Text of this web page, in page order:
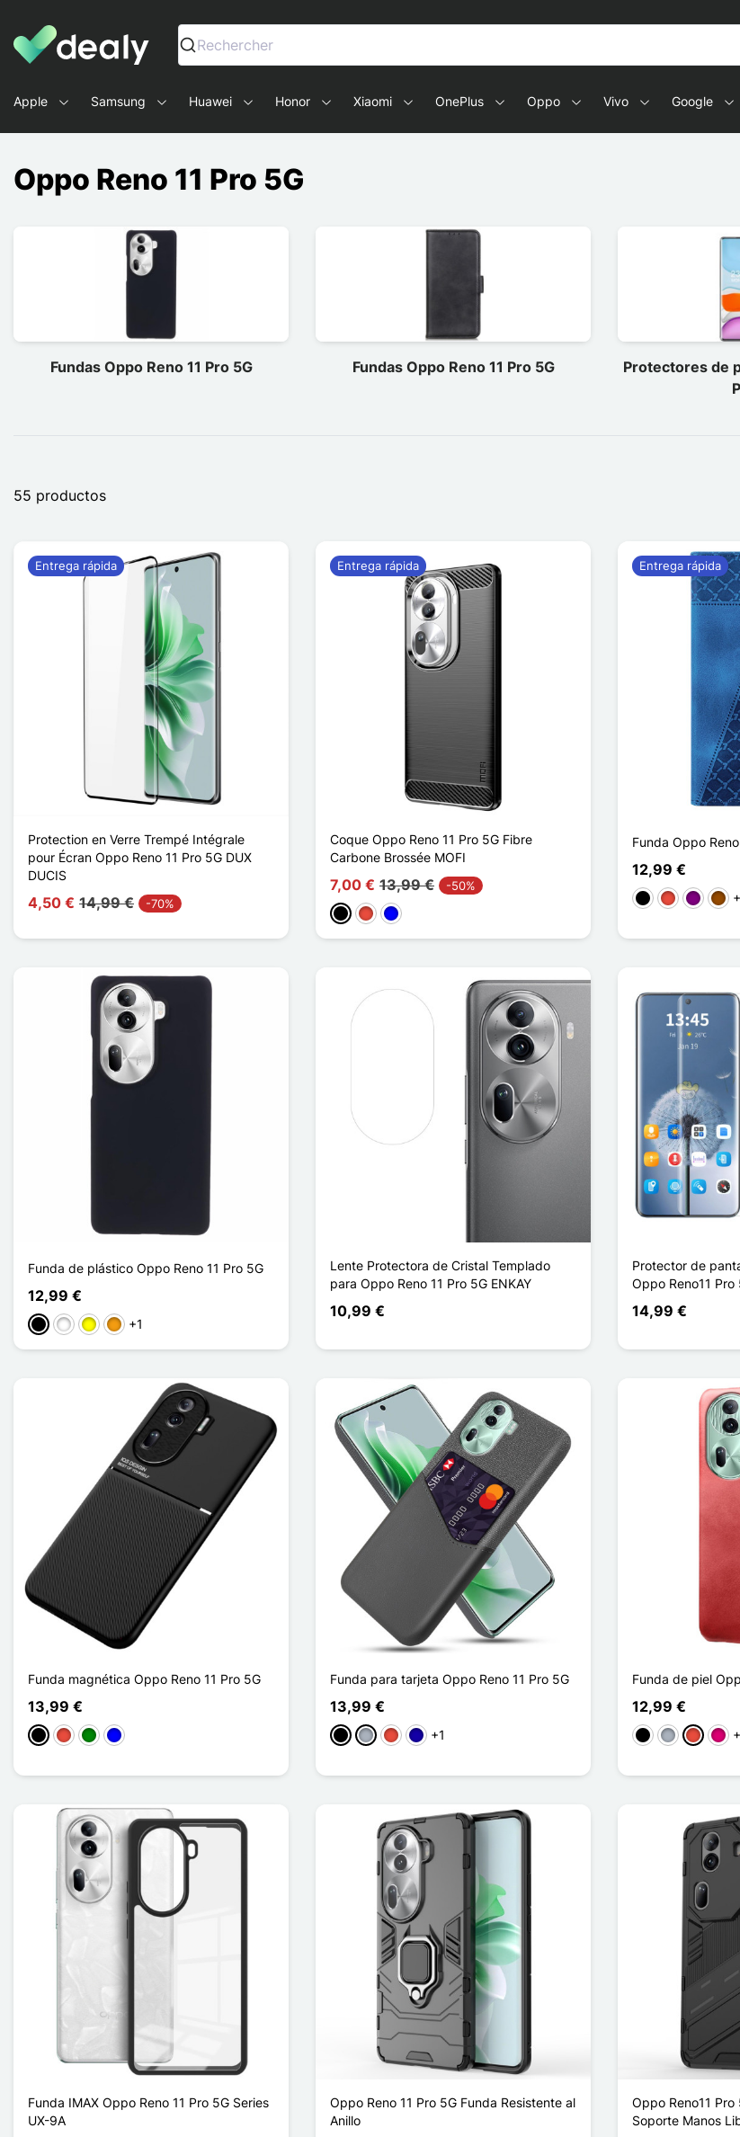
Dealy - Fundas y accesorios para smartphones y tablets
Rechercher
Apple Samsung Huawei Honor Xiaomi OnePlus Oppo Vivo Google
Oppo Reno 11 Pro 5G
Fundas Oppo Reno 11 Pro 5G Fundas Oppo Reno 11 Pro 5G
Protectores de
55 productos
Protection en Verre Trempé Intégrale
pour Écran Oppo Reno 11 Pro 5G DUX
DUCIS
4,50 € 14,99 € -70%
Entrega rápida
Coque Oppo Reno 11 Pro 5G Fibre
Carbone Brossée MOFI
7,00 € 13,99 € -50%
NegroRojoAzul
Entrega rápida
Funda Oppo
12,99 €
NegroRojoPúrpura
Entrega rápida
Funda de plástico Oppo Reno 11 Pro 5G
12,99 €
NegroBlancoAmarilloNaranja
+1
Lente Protectora de Cristal Templado
para Oppo Reno 11 Pro 5G ENKAY
10,99 €
Protector de
Oppo Reno11 Pro
14,99 €
Funda magnética Oppo Reno 11 Pro 5G
13,99 €
NegroRojoVerdeAzul
Funda para tarjeta Oppo Reno 11 Pro 5G
13,99 €
Negro
Gris RojoAzul oscuro
+1
Funda de piel
12,99 €
NegroGris Rojo
Funda IMAX Oppo Reno 11 Pro 5G Series
UX-9A
Oppo Reno 11 Pro 5G Funda Resistente al
Anillo
Oppo Reno11
Soporte Manos